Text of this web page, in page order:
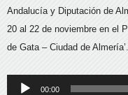
Andalucía y Diputación de
20 al 22 de noviembre en el
de Gata – Ciudad de Almería’.
Reproductor
00:00